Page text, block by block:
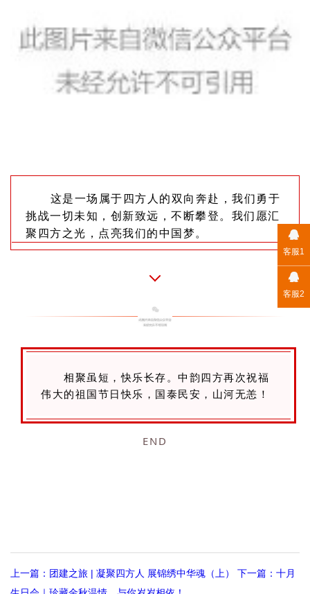
这是一场属于四方人的双向奔赴，我们勇于
挑战一切未知，创新致远，不断攀登。我们愿汇
聚四方之光，点亮我们的中国梦。
相聚虽短，快乐长存。中韵四方再次祝福
伟大的祖国节日快乐，国泰民安，山河无恙！
END
上一篇：团建之旅 | 凝聚四方人 展锦绣中华魂（上） 下一篇：十月
客服1
客服2